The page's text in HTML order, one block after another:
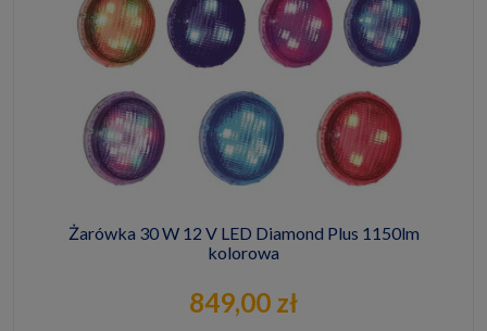
Żarówka 30 W 12 V LED Diamond Plus 1150lm
kolorowa
849,00 zł